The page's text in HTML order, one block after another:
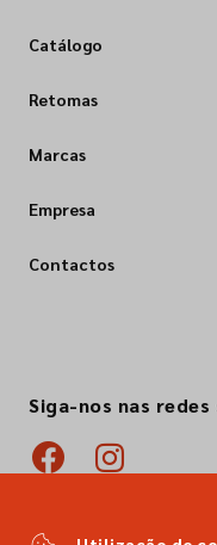
Catálogo
Retomas
Marcas
Empresa
Contactos
Siga-nos nas redes